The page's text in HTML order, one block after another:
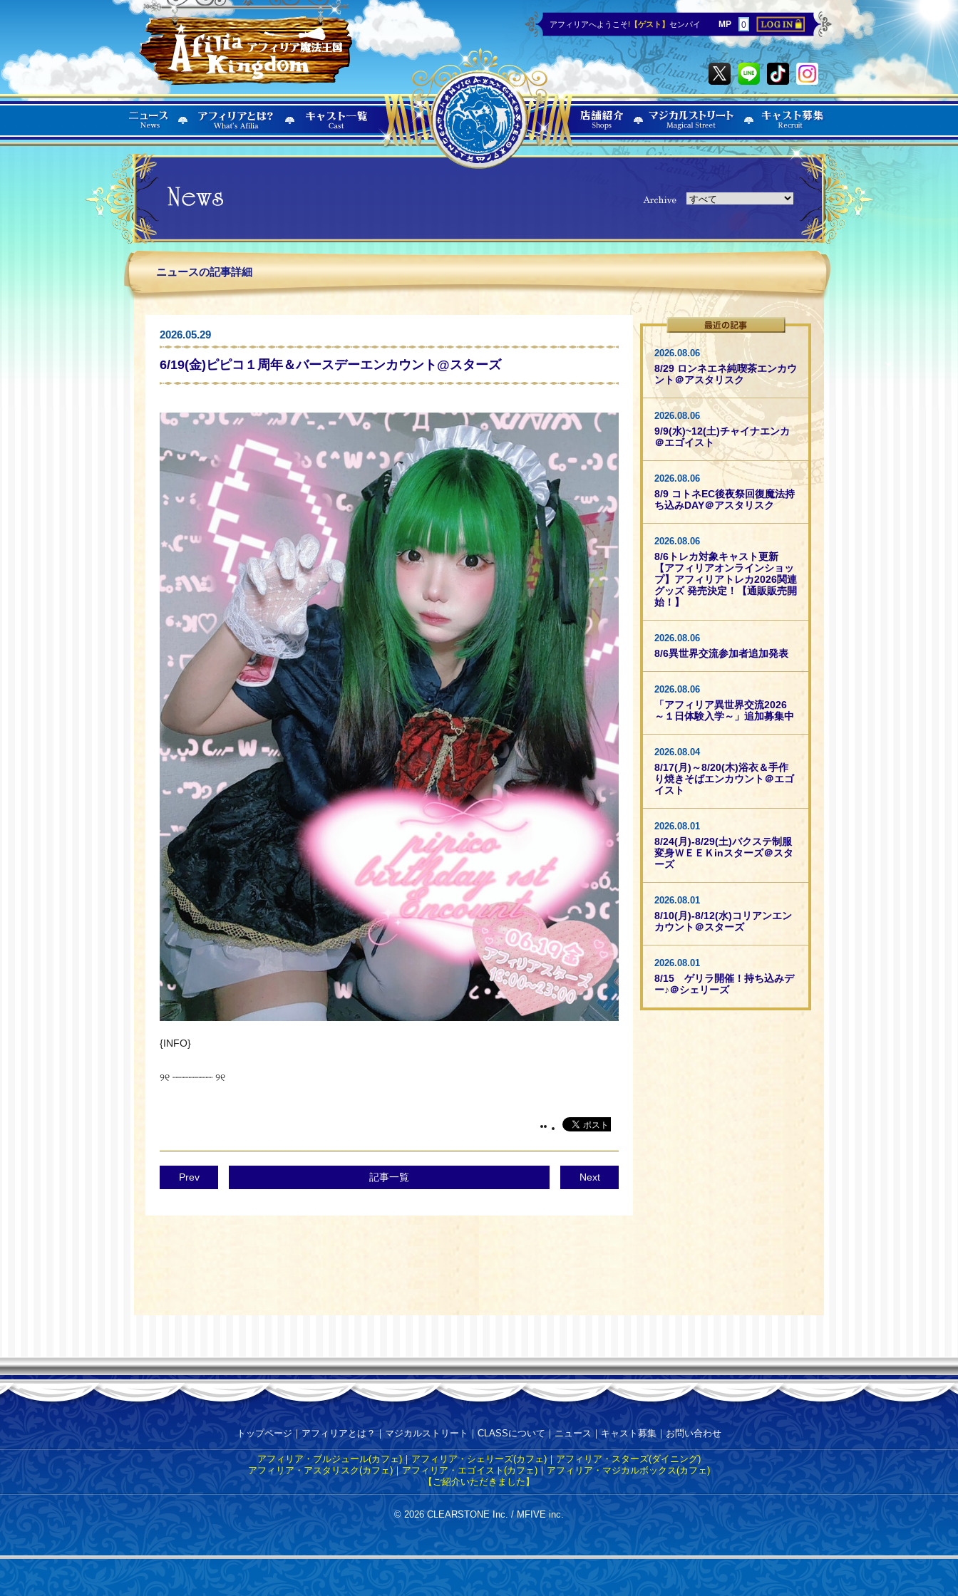
アフィリアへようこそ! 【ゲスト】 センパイ MP 0
ニュースの記事詳細
2026.05.29
6/19(金)ピピコ１周年＆バースデーエンカウント@スターズ
{INFO}
୨୧ ┈┈┈┈┈┈┈ ୨୧
Prev 記事一覧 Next
2026.08.06
8/29 ロンネエネ純喫茶エンカウ
ント＠アスタリスク
2026.08.06
9/9(水)~12(土)チャイナエンカ
＠エゴイスト
2026.08.06
8/9 コトネEC後夜祭回復魔法持
ち込みDAY＠アスタリスク
2026.08.06
8/6トレカ対象キャスト更新
【アフィリアオンラインショッ
プ】アフィリアトレカ2026関連
グッズ 発売決定！【通販販売開
始！】
2026.08.06
8/6異世界交流参加者追加発表
2026.08.06
「アフィリア異世界交流2026
～１日体験入学～」追加募集中
2026.08.04
8/17(月)～8/20(木)浴衣＆手作
り焼きそばエンカウント＠エゴ
イスト
2026.08.01
8/24(月)-8/29(土)バクステ制服
変身ＷＥＥＫinスターズ＠スタ
ーズ
2026.08.01
8/10(月)-8/12(水)コリアンエン
カウント＠スターズ
2026.08.01
8/15 ゲリラ開催！持ち込みデ
ー♪＠シェリーズ
トップページ ｜ アフィリアとは？ ｜ マジカルストリート ｜ CLASSについて ｜ ニュース ｜ キャスト募集 ｜ お問い合わせ
アフィリア・ブルジュール(カフェ) ｜ アフィリア・シェリーズ(カフェ) ｜ アフィリア・スターズ(ダイニング)
アフィリア・アスタリスク(カフェ) ｜ アフィリア・エゴイスト(カフェ) ｜ アフィリア・マジカルボックス(カフェ)
【ご紹介いただきました】
© 2026 CLEARSTONE Inc. / MFIVE inc.